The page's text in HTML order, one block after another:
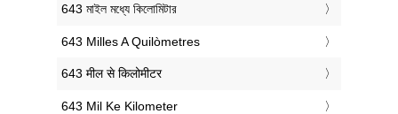
‎643 মাইল মধ্যে কিলোমিটার
‎643 Milles A Quilòmetres
‎643 मील से किलोमीटर
‎643 Mil Ke Kilometer